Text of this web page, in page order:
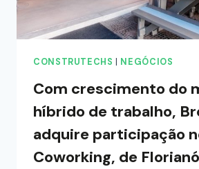
CONSTRUTECHS NEGÓCIOS
Com crescimento do
híbrido de trabalho,
adquire participação
Coworking, de